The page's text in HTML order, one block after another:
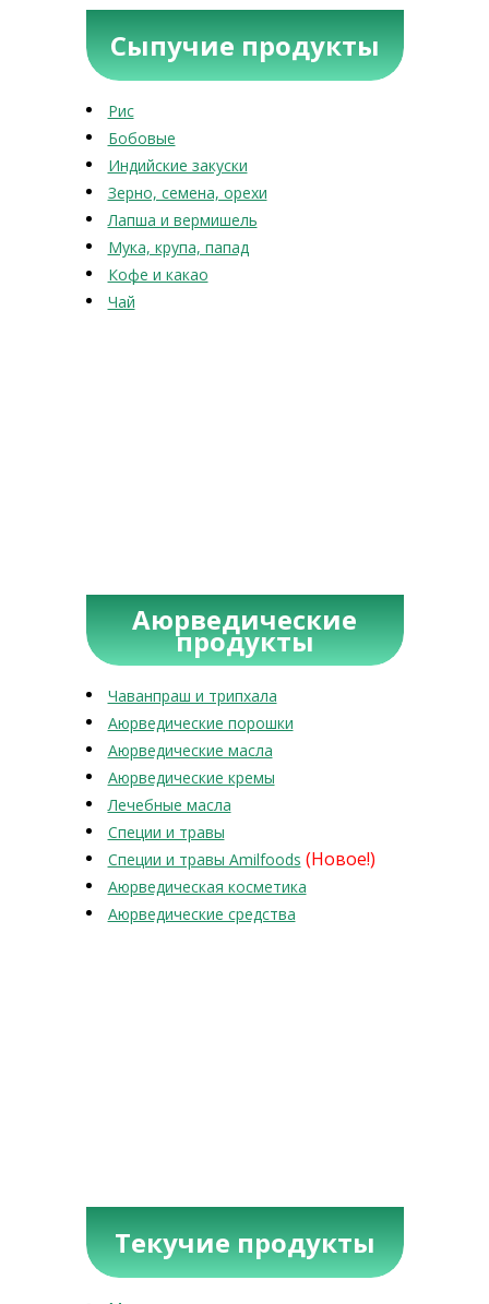
Сыпучие продукты
Рис
Бобовые
Индийские закуски
Зерно, семена, орехи
Лапша и вермишель
Мука, крупа, папад
Кофе и какао
Чай
Аюрведические
продукты
Чаванпраш и трипхала
Аюрведические порошки
Аюрведические масла
Аюрведические кремы
Лечебные масла
Специи и травы
Специи и травы Amilfoods (Новое!)
Аюрведическая косметика
Аюрведические средства
Текучие продукты